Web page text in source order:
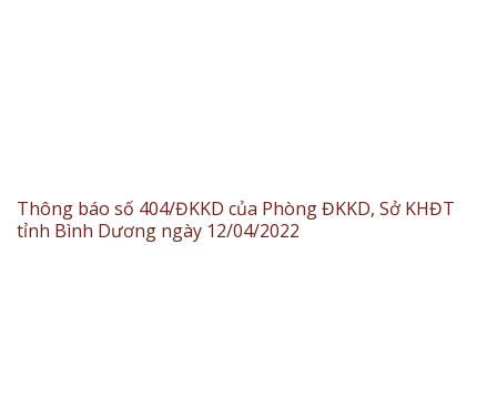
Thông báo số 404/ĐKKD của Phòng ĐKKD, Sở KHĐT
tỉnh Bình Dương ngày 12/04/2022